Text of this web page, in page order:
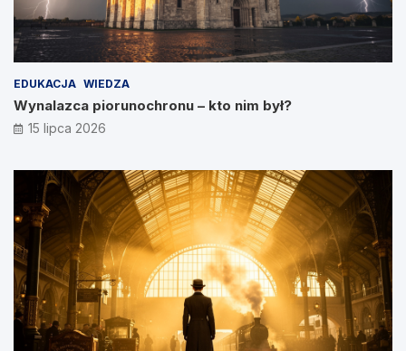
EDUKACJA WIEDZA
Wynalazca piorunochronu – kto nim był?
15 lipca 2026